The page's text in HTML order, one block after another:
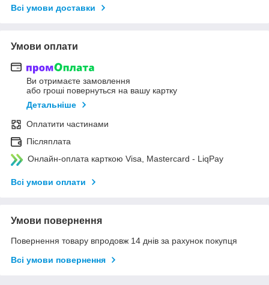
Всі умови доставки
Умови оплати
Ви отримаєте замовлення
або гроші повернуться на вашу картку
Детальніше
Оплатити частинами
Післяплата
Онлайн-оплата карткою Visa, Mastercard - LiqPay
Всі умови оплати
Умови повернення
Повернення товару впродовж 14 днів за рахунок покупця
Всі умови повернення